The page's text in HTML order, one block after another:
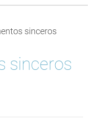
sinceros
sinceros